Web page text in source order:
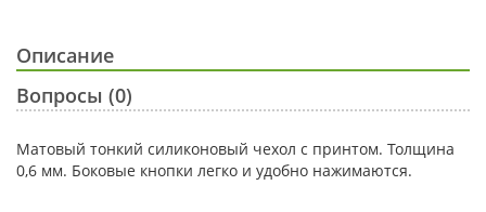
Описание
Вопросы (0)
Матовый тонкий силиконовый чехол с принтом. Толщина
0,6 мм. Боковые кнопки легко и удобно нажимаются.